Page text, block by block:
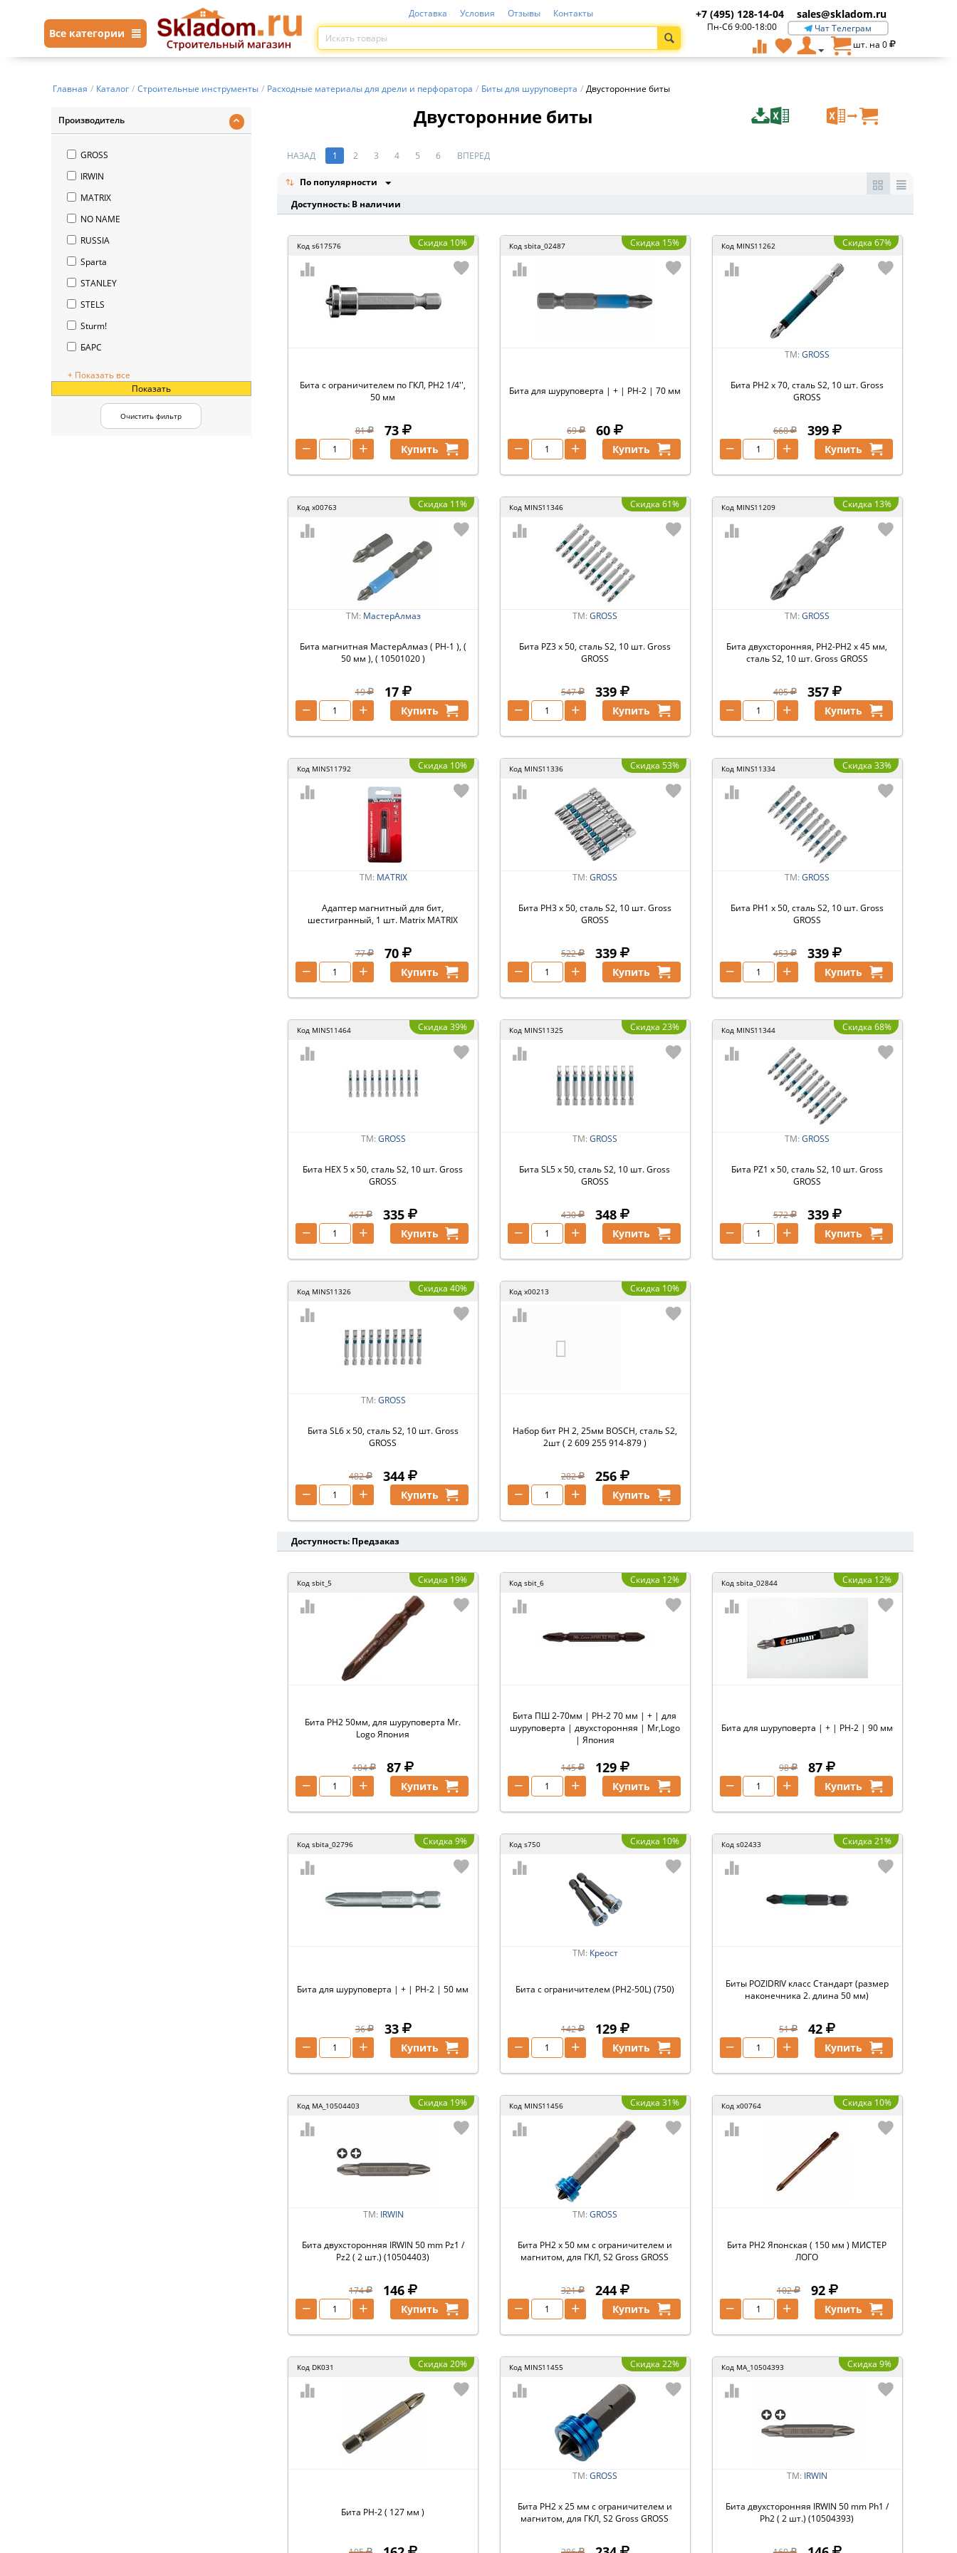
Все категории
Доставка Условия Отзывы Контакты +7 (495) 128-14-04 sales@skladom.ru
Пн-Сб 9:00-18:00
Чат Телеграм
шт. на 0
Главная / Каталог / Строительные инструменты / Расходные материалы для дрели и перфоратора / Биты для шуруповерта / Двусторонние биты
Производитель
GROSS
IRWIN
MATRIX
NO NAME
RUSSIA
Sparta
STANLEY
STELS
Sturm!
БАРС
+ Показать все
Показать
Очистить фильтр
Двусторонние биты
НАЗАД 1 2 3 4 5 6 ВПЕРЕД
По популярности
Доступность: В наличии
Код s617576 Скидка 10%
Бита с ограничителем по ГКЛ, PH2 1/4'',
50 мм
81 73
+
− Купить
Код sbita_02487 Скидка 15%
Бита для шуруповерта | + | PH-2 | 70 мм
69 60
+
− Купить
Код MINS11262 Скидка 67%
ТМ:GROSS
Бита PH2 х 70, сталь S2, 10 шт. Gross
GROSS
668 399
+
− Купить
Код x00763 Скидка 11%
ТМ: МастерАлмаз
Бита магнитная МастерАлмаз ( РН-1 ), (
50 мм ), ( 10501020 )
19 17
+
− Купить
Код MINS11346 Скидка 61%
ТМ:GROSS
Бита РZ3 х 50, сталь S2, 10 шт. Gross
GROSS
547 339
+
− Купить
Код MINS11209 Скидка 13%
ТМ:GROSS
Бита двухсторонняя, PH2-PH2 х 45 мм,
сталь S2, 10 шт. Gross GROSS
405 357
+
− Купить
Код MINS11792 Скидка 10%
ТМ: MATRIX
Адаптер магнитный для бит,
шестигранный, 1 шт. Matrix MATRIX
77 70
+
− Купить
Код MINS11336 Скидка 53%
ТМ:GROSS
Бита РН3 х 50, сталь S2, 10 шт. Gross
GROSS
522 339
+
− Купить
Код MINS11334 Скидка 33%
ТМ:GROSS
Бита РН1 х 50, сталь S2, 10 шт. Gross
GROSS
453 339
+
− Купить
Код MINS11464 Скидка 39%
ТМ: GROSS
Бита HEX 5 х 50, сталь S2, 10 шт. Gross
GROSS
467 335
+
− Купить
Код MINS11325 Скидка 23%
ТМ:GROSS
Бита SL5 х 50, сталь S2, 10 шт. Gross
GROSS
430 348
+
− Купить
Код MINS11344 Скидка 68%
ТМ:GROSS
Бита РZ1 х 50, сталь S2, 10 шт. Gross
GROSS
572 339
+
− Купить
Код MINS11326 Скидка 40%
ТМ: GROSS
Бита SL6 х 50, сталь S2, 10 шт. Gross
GROSS
482 344
+
− Купить
Код x00213 Скидка 10%
Набор бит PH 2, 25мм BOSCH, сталь S2,
2шт ( 2 609 255 914-879 )
282 256
+
− Купить
Доступность: Предзаказ
Код sbit_5 Скидка 19%
Бита PH2 50мм, для шуруповерта Mr.
Logo Япония
104 87
+
− Купить
Код sbit_6 Скидка 12%
Бита ПШ 2-70мм | PH-2 70 мм | + | для
шуруповерта | двухсторонняя | Mr,Logo
| Япония
145 129
+
− Купить
Код sbita_02844 Скидка 12%
Бита для шуруповерта | + | PH-2 | 90 мм
98 87
+
− Купить
Код sbita_02796 Скидка 9%
Бита для шуруповерта | + | PH-2 | 50 мм
36 33
+
− Купить
Код s750 Скидка 10%
ТМ: Креост
Бита с ограничителем (PH2-50L) (750)
142 129
+
− Купить
Код s02433 Скидка 21%
Биты POZIDRIV класс Стандарт (размер
наконечника 2. длина 50 мм)
51 42
+
− Купить
Код MA_10504403 Скидка 19%
ТМ: IRWIN
Бита двухсторонняя IRWIN 50 mm Pz1 /
Pz2 ( 2 шт.) (10504403)
174 146
+
− Купить
Код MINS11456 Скидка 31%
ТМ:GROSS
Бита PH2 x 50 мм с ограничителем и
магнитом, для ГКЛ, S2 Gross GROSS
321 244
+
− Купить
Код x00764 Скидка 10%
Бита РН2 Японская ( 150 мм ) МИСТЕР
ЛОГО
102 92
+
− Купить
Код DK031 Скидка 20%
Бита РН-2 ( 127 мм )
Код MINS11455 Скидка 22%
ТМ:GROSS
Бита PH2 x 25 мм с ограничителем и
магнитом, для ГКЛ, S2 Gross GROSS
Код MA_10504393 Скидка 9%
ТМ: IRWIN
Бита двухсторонняя IRWIN 50 mm Ph1 /
Ph2 ( 2 шт.) (10504393)